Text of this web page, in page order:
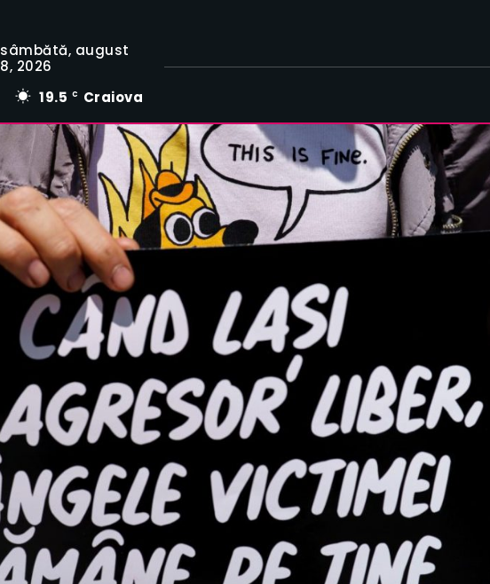
sâmbătă, august
8, 2026
19.5 C Craiova